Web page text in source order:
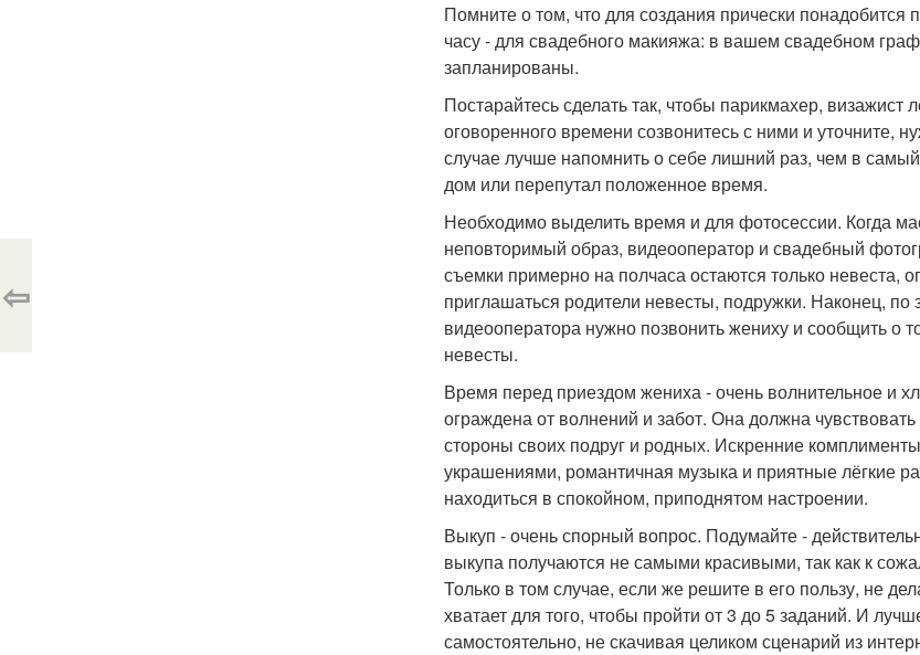
Помните о том, что для создания прически понадобится
часу - для свадебного макияжа: в вашем свадебном
запланированы.
Постарайтесь сделать так, чтобы парикмахер,
оговоренного времени созвонитесь с ними и уточните,
случае лучше напомнить о себе лишний раз, чем в
дом или перепутал положенное время.
Необходимо выделить время и для фотосессии. Когда
неповторимый образ, видеооператор и свадебный
съемки примерно на полчаса остаются только невеста,
приглашаться родители невесты, подружки. Наконец,
видеооператора нужно позвонить жениху и сообщить о
невесты.
Время перед приездом жениха - очень волнительное и
ограждена от волнений и забот. Она должна
стороны своих подруг и родных. Искренние
украшениями, романтичная музыка и приятные лёгкие
находиться в спокойном, приподнятом настроении.
Выкуп - очень спорный вопрос. Подумайте -
выкупа получаются не самыми красивыми, так как к
Только в том случае, если же решите в его пользу, не
хватает для того, чтобы пройти от 3 до 5 заданий. И
самостоятельно, не скачивая целиком сценарий из
⇦